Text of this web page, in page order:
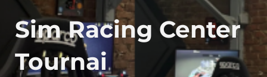
Sim Racing Center
Tournai